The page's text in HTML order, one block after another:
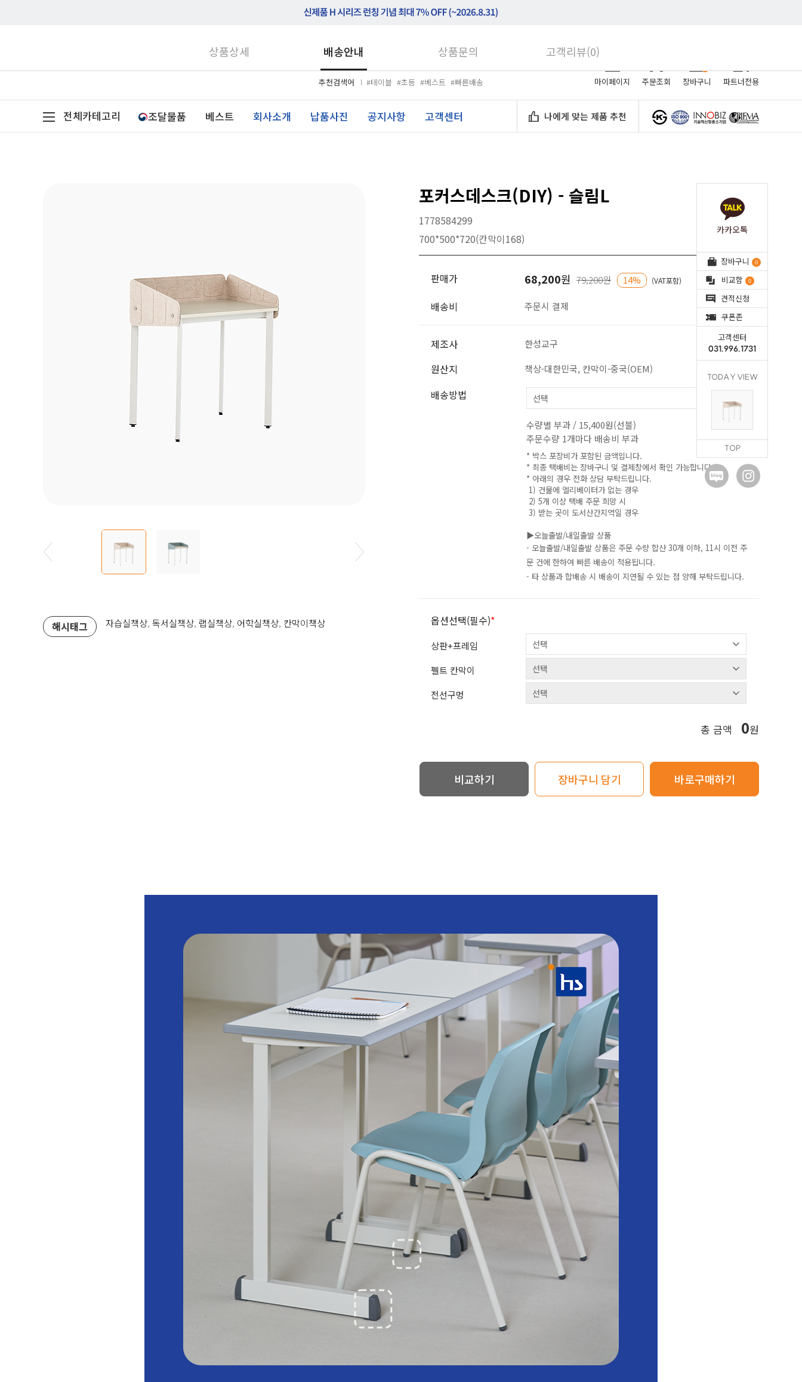
추천검색어 #테이블 #초등 #베스트 #빠른배송 마이페이지 주문조회 장바구니 파트너전용
전체카테고리 조달물품 베스트 회사소개 납품사진 공지사항 고객센터 나에게 맞는 제품 추천
카카오톡
장바구니 0
비교함 0
견적신청
쿠폰존
고객센터
031.996.1731
TODAY VIEW
TOP
해시태그 자습실책상, 독서실책상, 랩실책상, 어학실책상, 칸막이책상
포커스데스크(DIY) - 슬림L
1778584299
700*500*720(칸막이168)
판매가 68,200원 79,200원 14% (VAT포함)
배송비 주문시 결제
제조사 한성교구
원산지 책상-대한민국, 칸막이-중국(OEM)
배송방법
수량별 부과 / 15,400원(선불)
주문수량 1개마다 배송비 부과
* 박스 포장비가 포함된 금액입니다.
* 최종 택배비는 장바구니 및 결제창에서 확인 가능합니다.
* 아래의 경우 전화 상담 부탁드립니다.
1) 건물에 엘리베이터가 없는 경우
2) 5개 이상 택배 주문 희망 시
3) 받는 곳이 도서산간지역일 경우
▶오늘출발/내일출발 상품
- 오늘출발/내일출발 상품은 주문 수량 합산 30개 이하, 11시 이전 주
문 건에 한하여 빠른 배송이 적용됩니다.
- 타 상품과 합배송 시 배송이 지연될 수 있는 점 양해 부탁드립니다.
옵션선택(필수)*
상판+프레임
펠트 칸막이
전선구멍
총 금액 0원
비교하기
상품상세 배송안내 상품문의 고객리뷰(0)